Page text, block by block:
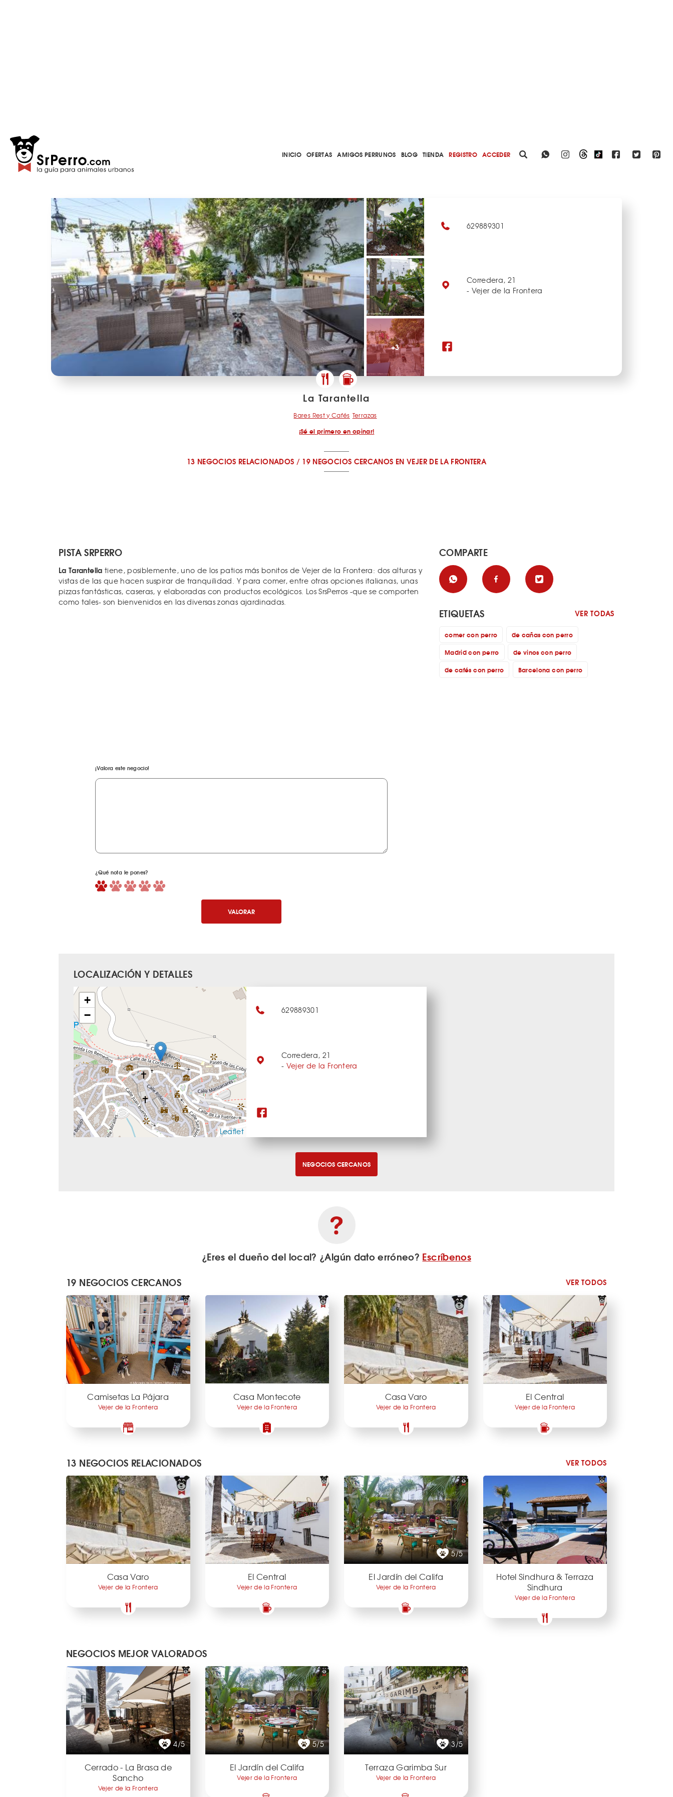
INICIO OFERTAS AMIGOS PERRUNOS BLOG TIENDA REGISTRO ACCEDER
+3
629889301
Corredera, 21
- Vejer de la Frontera
La Tarantella
Bares Rest y Cafés Terrazas
¡Sé el primero en opinar!
13 NEGOCIOS RELACIONADOS / 19 NEGOCIOS CERCANOS EN VEJER DE LA FRONTERA
PISTA SRPERRO
La Tarantella tiene, posiblemente, uno de los patios más bonitos de Vejer de la Frontera: dos alturas y
vistas de las que hacen suspirar de tranquilidad. Y para comer, entre otras opciones italianas, unas
pizzas fantásticas, caseras, y elaboradas con productos ecológicos. Los SrsPerros -que se comporten
como tales- son bienvenidos en las diversas zonas ajardinadas.
¡Valora este negocio!
¿Qué nota le pones?
VALORAR
COMPARTE
ETIQUETAS VER TODAS
comer con perro
de cañas con perro
Madrid con perro
de vinos con perro
de cafés con perro
Barcelona con perro
LOCALIZACIÓN Y DETALLES
+
−
Leaflet
629889301
Corredera, 21
- Vejer de la Frontera
NEGOCIOS CERCANOS
¿Eres el dueño del local? ¿Algún dato erróneo? Escríbenos
19 NEGOCIOS CERCANOS
VER TODOS
Camisetas La Pájara
Vejer de la Frontera
Casa Montecote
Vejer de la Frontera
Casa Varo
Vejer de la Frontera
El Central
Vejer de la Frontera
13 NEGOCIOS RELACIONADOS VER TODOS
Casa Varo
Vejer de la Frontera
El Central
Vejer de la Frontera
5/5
El Jardín del Califa
Vejer de la Frontera
Hotel Sindhura & Terraza
Sindhura
Vejer de la Frontera
NEGOCIOS MEJOR VALORADOS
4/5
Cerrado - La Brasa de
Sancho
Vejer de la Frontera
5/5
El Jardín del Califa
Vejer de la Frontera
3/5
Terraza Garimba Sur
Vejer de la Frontera